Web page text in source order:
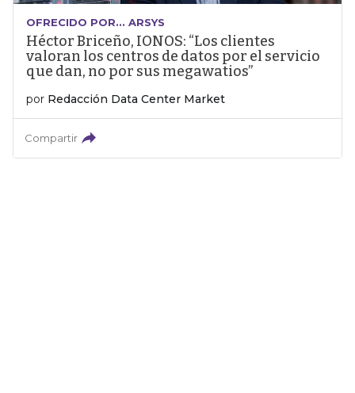
OFRECIDO POR... ARSYS
Héctor Briceño, IONOS: “Los clientes
valoran los centros de datos por el servicio
que dan, no por sus megawatios”
por Redacción Data Center Market
Compartir